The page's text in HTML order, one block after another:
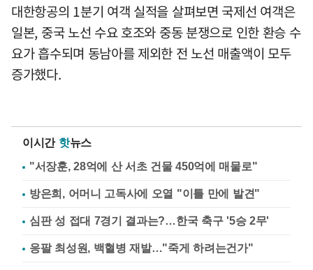
대한항공의 1분기 여객 실적을 살펴보면 국제선 여객은
일본, 중국 노선 수요 호조와 중동 분쟁으로 인한 환승 수
요가 흡수되며 동남아를 제외한 전 노선 매출액이 모두
증가했다.
이시간 핫뉴스
"서장훈, 28억에 산 서초 건물 450억에 매물로"
방은희, 어머니 고독사에 오열 "이틀 만에 발견"
심판 성 접대 7경기 결과는?…한국 축구 '5승 2무'
응팔 최성원, 백혈병 재발…"죽게 하려는건가"